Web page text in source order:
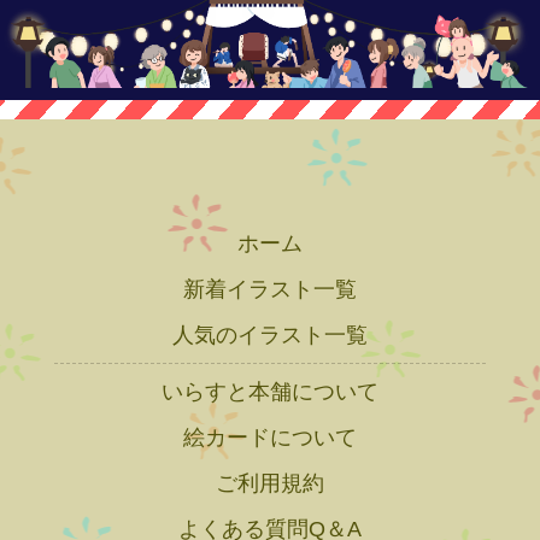
ホーム
新着イラスト一覧
人気のイラスト一覧
いらすと本舗について
絵カードについて
ご利用規約
よくある質問Q＆A